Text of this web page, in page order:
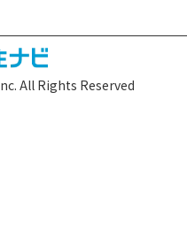
All Rights Reserved